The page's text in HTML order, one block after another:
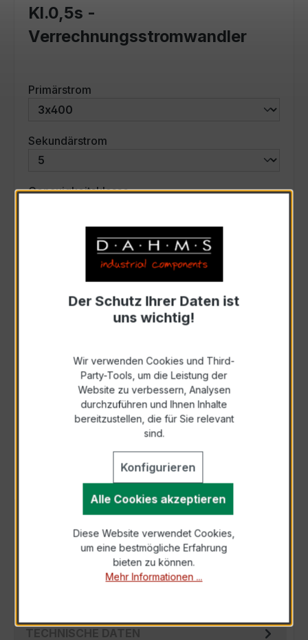
Kl.0,5s -
Verrechnungsstromwandler
Primärstrom
Sekundärstrom
Genauigkeitsklasseauswählen
Scheinleistung (VA)auswählen
Auswahl zurücksetzen
Anfrage schriftlich
Als PDF exportieren
Der Ringkernstromwandler EASKD 31.8
3x400/5A 2,5VA Kl.0,5s ist ein kompakter,
hochpräziser Niederspannungs-Messwandler
TECHNISCHE DATEN
Der Schutz Ihrer Daten ist
uns wichtig!
Wir verwenden Cookies und Third-
Party-Tools, um die Leistung der
Website zu verbessern, Analysen
durchzuführen und Ihnen Inhalte
bereitzustellen, die für Sie relevant
sind.
Konfigurieren
Alle Cookies akzeptieren
Diese Website verwendet Cookies,
um eine bestmögliche Erfahrung
bieten zu können.
Mehr Informationen ...